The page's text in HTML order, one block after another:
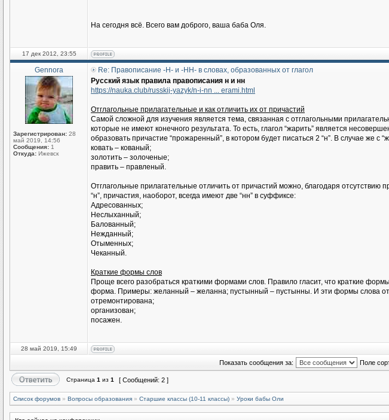
На сегодня всё. Всего вам доброго, ваша баба Оля.
17 дек 2012, 23:55
Gennora
Зарегистрирован: 28
май 2019, 14:56
Сообщения: 1
Откуда: Ижевск
Re: Правописание -Н- и -НН- в словах, образованных от глагол
Русский язык правила правописания н и нн
https://nauka.club/russkij-yazyk/n-i-nn ... erami.html
Отглагольные прилагательные и как отличить их от причастий
Самой сложной для изучения является тема, связанная с отглагольными
которые не имеют конечного результата. То есть, глагол “жарить” является
образовать причастие “прожаренный”, в котором будет писаться 2 “н”. В случае же с
ковать – кованый;
золотить – золоченые;
править – правленый.
Отглагольные прилагательные отличить от причастий можно, благодаря отсутствию
“н”, причастия, наоборот, всегда имеют две “нн” в суффиксе:
Адресованных;
Неслыханный;
Балованный;
Нежданный;
Отыменных;
Чеканный.
Краткие формы слов
Проще всего разобраться краткими формами слов. Правило гласит, что краткие
форма. Примеры: желанный – желанна; пустынный – пустынны. И эти формы слова
отремонтирована;
организован;
посажен.
28 май 2019, 15:49
Показать сообщения за: Поле
Страница 1 из 1 [ Сообщений: 2 ]
Список форумов » Вопросы образования » Старшие классы (10-11 классы) » Уроки бабы Оли